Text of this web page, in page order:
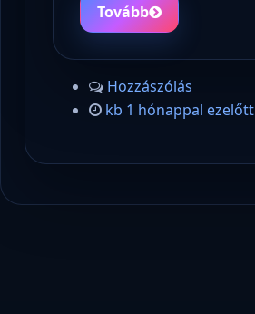
Tovább
Hozzászólás
kb 1 hónappal ezelőtt